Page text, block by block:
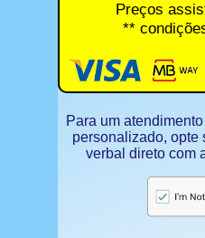
Preços
**
Para um
personalizado, opte
verbal direto com